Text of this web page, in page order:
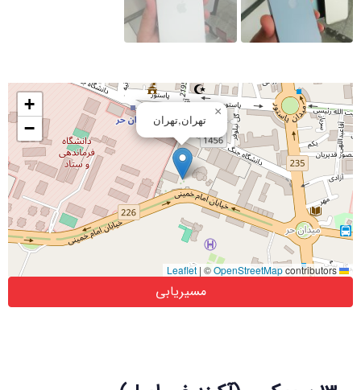
تهران,تهران
×
+
−
| ©OpenStreetMapcontributors
مسیریابی